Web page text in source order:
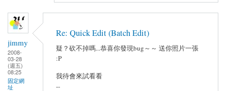
jimmy
2008-
03-28
(週五)
08:25
固定網
址
Re: Quick Edit (Batch Edit)
疑？砍不掉嗎...恭喜你發現bug～～ 送你照片一張
:P
我待會來試看看
--